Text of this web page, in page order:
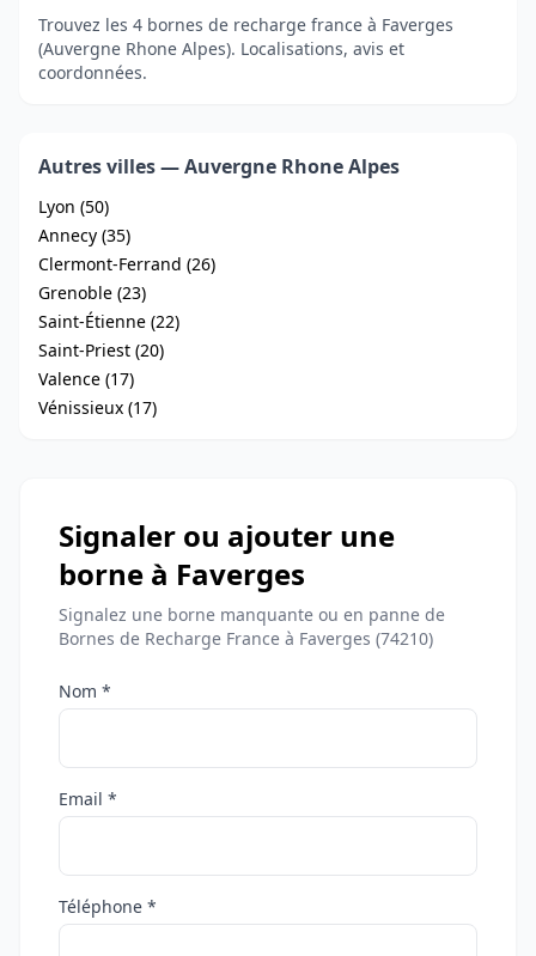
Trouvez les 4 bornes de recharge france à Faverges
(Auvergne Rhone Alpes). Localisations, avis et
coordonnées.
Autres villes — Auvergne Rhone Alpes
Lyon (50)
Annecy (35)
Clermont-Ferrand (26)
Grenoble (23)
Saint-Étienne (22)
Saint-Priest (20)
Valence (17)
Vénissieux (17)
Signaler ou ajouter une
borne à Faverges
Signalez une borne manquante ou en panne de
Bornes de Recharge France à Faverges (74210)
Nom *
Email *
Téléphone *